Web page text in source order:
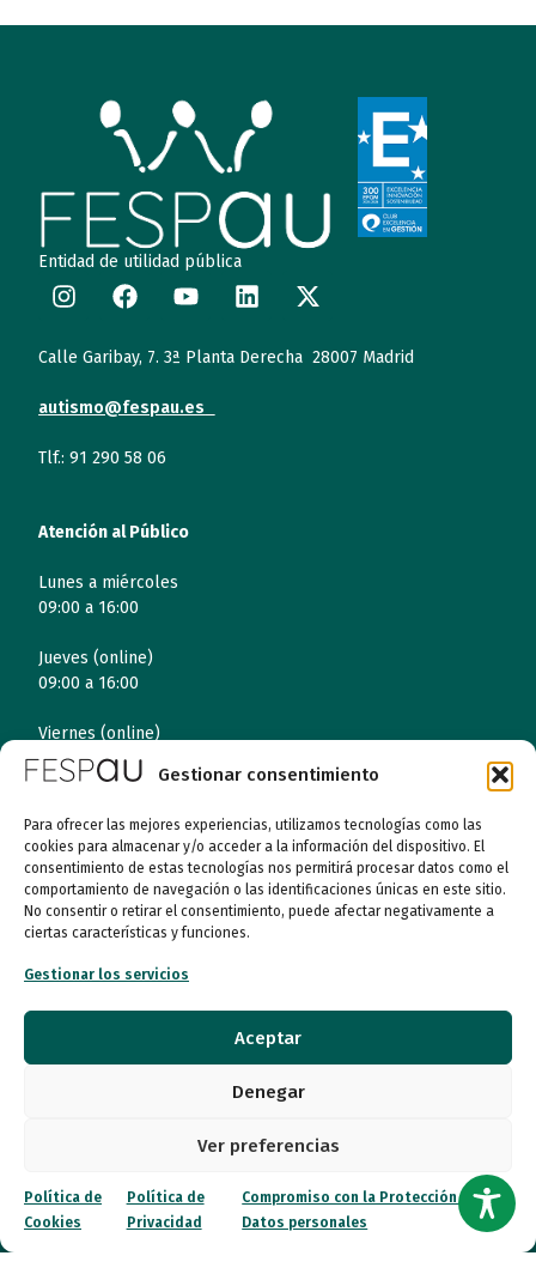
Gestionar consentimiento
Para ofrecer las mejores experiencias, utilizamos tecnologías como las
cookies para almacenar y/o acceder a la información del dispositivo. El
consentimiento de estas tecnologías nos permitirá procesar datos como el
comportamiento de navegación o las identificaciones únicas en este sitio.
No consentir o retirar el consentimiento, puede afectar negativamente a
ciertas características y funciones.
Gestionar los servicios
Aceptar
Denegar
Ver preferencias
Política de
Cookies
Política de
Privacidad
Compromiso con la Protección de
Datos personales
Entidad de utilidad pública
Calle Garibay, 7. 3ª Planta Derecha 28007 Madrid
autismo@fespau.es
Tlf.: 91 290 58 06
Atención al Público
Lunes a miércoles
09:00 a 16:00
Jueves (online)
09:00 a 16:00
Viernes (online)
09:00 a 14:00
Quiénes somos
Entidades
Recursos
Transparencia